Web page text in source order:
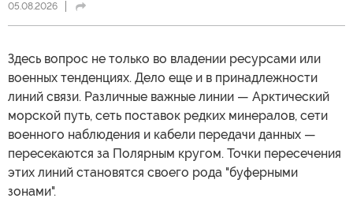
05.08.2026
Здесь вопрос не только во владении ресурсами или
военных тенденциях. Дело еще и в принадлежности
линий связи. Различные важные линии — Арктический
морской путь, сеть поставок редких минералов, сети
военного наблюдения и кабели передачи данных —
пересекаются за Полярным кругом. Точки пересечения
этих линий становятся своего рода "буферными
зонами".